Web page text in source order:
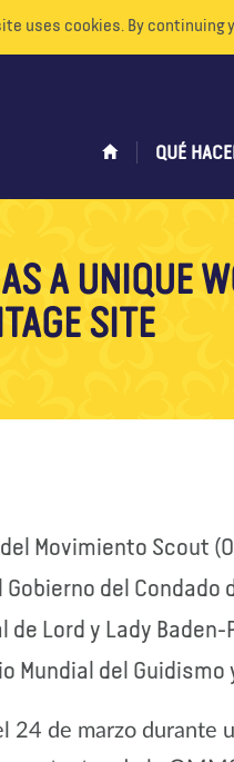
uses cookies. By continuing
QUÉ
A UNIQUE
SITE
Movimiento Scout
Gobierno del Condado
Lord y Lady Baden-
Mundial del
24 de marzo durante